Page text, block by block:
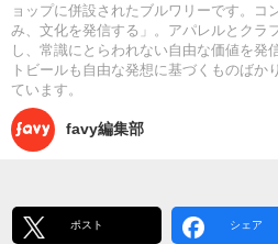
ョップに併設されたブルワリーです。コ
み、文化を発信する」。アパレルとクラ
し、常識にとらわれない自由な価値を発
トビールも自由な発想に基づくものばか
ています。
favy編集部
ポスト シェア